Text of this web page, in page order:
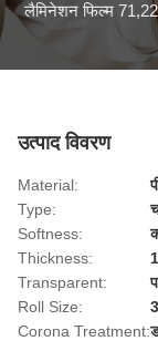
लैमिनेशन फिल्म
उत्पाद विवरण
Material:
Type:
Softness:
Thickness:
Transparent:
Roll Size:
Corona Treatment: